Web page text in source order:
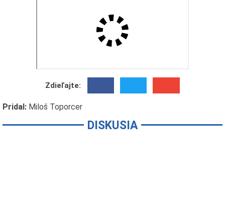
Zdieľajte:
Pridal: Miloš Toporcer
DISKUSIA